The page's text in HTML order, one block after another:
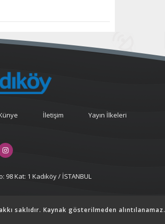
İletişim Yayın İlkeleri
Kat: 1 Kadıköy / İSTANBUL
saklıdır. Kaynak gösterilmeden alıntılanamaz.